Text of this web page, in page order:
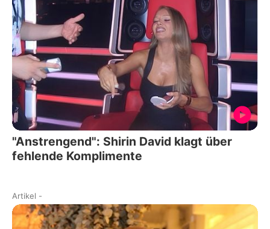
"Anstrengend": Shirin David klagt über
fehlende Komplimente
Artikel -